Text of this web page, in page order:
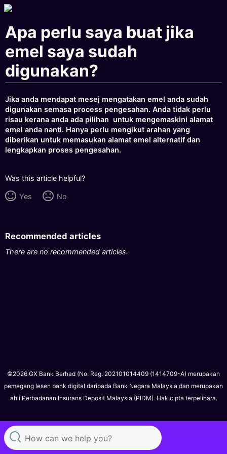
Apa perlu saya buat jika
emel saya sudah
digunakan?
Jika anda mendapat mesej mengatakan emel anda sudah
digunakan semasa process pengesahan. Anda tidak perlu
risau kerana anda ada pilihan untuk mengemaskini alamat
emel anda nanti. Hanya perlu mengikut arahan yang
diberikan untuk memasukan alamat emel alternatif dan
lengkapkan proses pengesahan.
Was this article helpful?
Yes No
Recommended articles
There are no recommended articles.
©2026 GX Bank Berhad (No. Reg. 202101014409 (1414709-A) merupakan
pemegang lesen bank digital daripada Bank Negara Malaysia dan merupakan
ahli Perbadanan Insurans Deposit Malaysia (PIDM). Hak cipta terpelihara.